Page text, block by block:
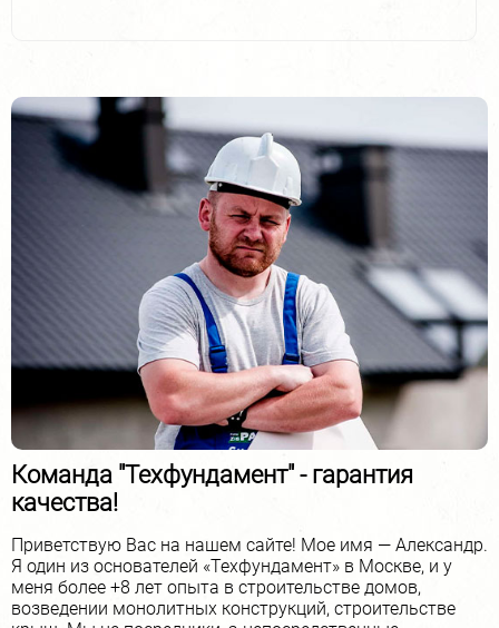
Команда "Техфундамент" - гарантия
качества!
Приветствую Вас на нашем сайте! Мое имя — Александр.
Я один из основателей «Техфундамент» в Москве, и у
меня более +8 лет опыта в строительстве домов,
возведении монолитных конструкций, строительстве